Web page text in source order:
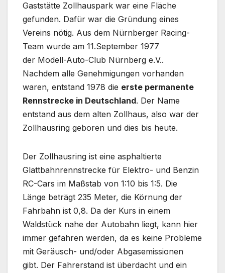
Gaststätte Zollhauspark war eine Fläche
gefunden. Dafür war die Gründung eines
Vereins nötig. Aus dem Nürnberger Racing-
Team wurde am 11.September 1977
der Modell-Auto-Club Nürnberg e.V..
Nachdem alle Genehmigungen vorhanden
waren, entstand 1978 die erste permanente
Rennstrecke in Deutschland. Der Name
entstand aus dem alten Zollhaus, also war der
Zollhausring geboren und dies bis heute.
Der Zollhausring ist eine asphaltierte
Glattbahnrennstrecke für Elektro- und Benzin
RC-Cars im Maßstab von 1:10 bis 1:5. Die
Länge beträgt 235 Meter, die Körnung der
Fahrbahn ist 0,8. Da der Kurs in einem
Waldstück nahe der Autobahn liegt, kann hier
immer gefahren werden, da es keine Probleme
mit Geräusch- und/oder Abgasemissionen
gibt. Der Fahrerstand ist überdacht und ein